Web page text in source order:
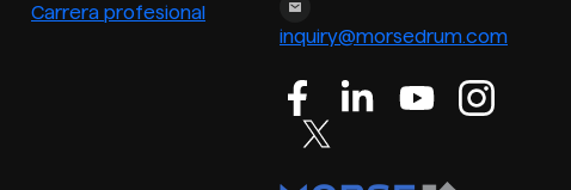
Carrera profesional
inquiry@morsedrum.com